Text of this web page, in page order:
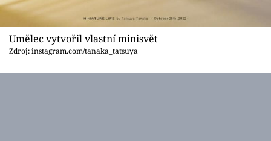
Umělec vytvořil vlastní minisvět
Zdroj: instagram.com/tanaka_tatsuya